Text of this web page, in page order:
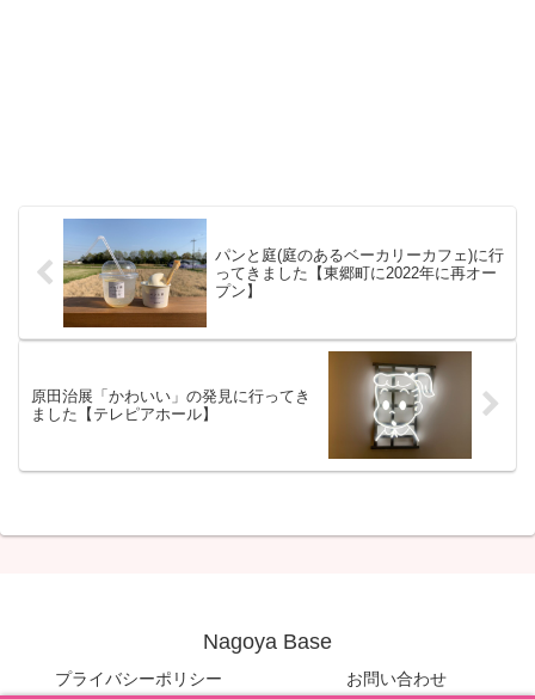
パンと庭(庭のあるベーカリーカフェ)に行
ってきました【東郷町に2022年に再オー
プン】
原田治展「かわいい」の発見に行ってき
ました【テレピアホール】
Nagoya Base
プライバシーポリシー お問い合わせ